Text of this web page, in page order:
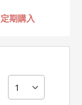
定期購入